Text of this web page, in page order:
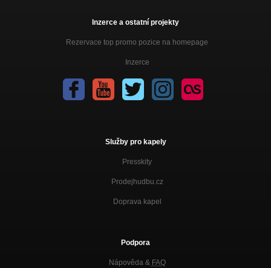
Inzerce a ostatní projekty
Rezervace top promo pozice na homepage
Inzerce
Služby pro kapely
Presskity
Prodejhudbu.cz
Doprava kapel
Podpora
Nápověda & FAQ